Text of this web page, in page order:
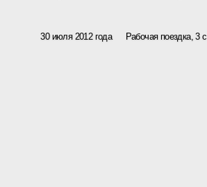
30 июля 2012 года Рабочая поездка, 3